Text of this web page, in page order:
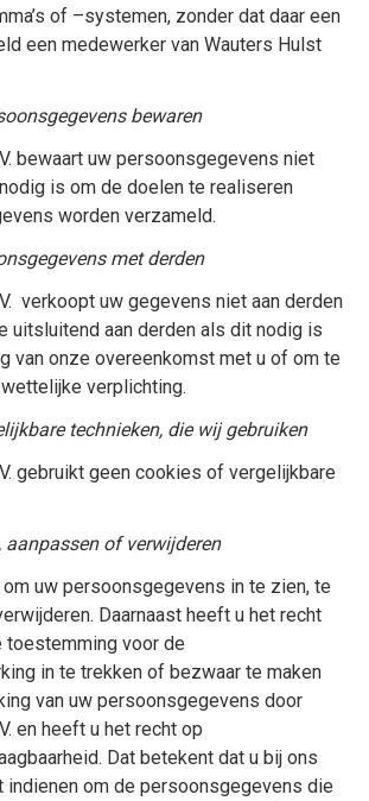
of –systemen, zonder dat daar een
een medewerker van Wauters Hulst
bewaren
bewaart uw persoonsgegevens niet
is om de doelen te realiseren
worden verzameld.
met derden
verkoopt uw gegevens niet aan derden
uitsluitend aan derden als dit nodig is
van onze overeenkomst met u of om te
verplichting.
technieken, die wij gebruiken
gebruikt geen cookies of vergelijkbare
aanpassen of verwijderen
uw persoonsgegevens in te zien, te
Daarnaast heeft u het recht
toestemming voor de
in te trekken of bezwaar te maken
van uw persoonsgegevens door
en heeft u het recht op
Dat betekent dat u bij ons
indienen om de persoonsgegevens die